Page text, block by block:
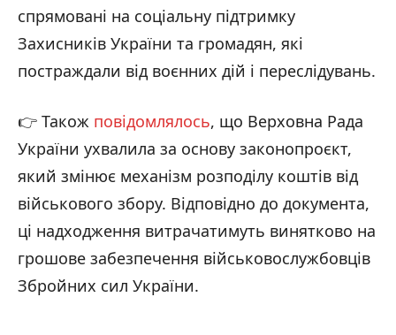
спрямовані на соціальну підтримку
Захисників України та громадян, які
постраждали від воєнних дій і переслідувань.
👉 Також повідомлялось, що Верховна Рада
України ухвалила за основу законопроєкт,
який змінює механізм розподілу коштів від
військового збору. Відповідно до документа,
ці надходження витрачатимуть винятково на
грошове забезпечення військовослужбовців
Збройних сил України.